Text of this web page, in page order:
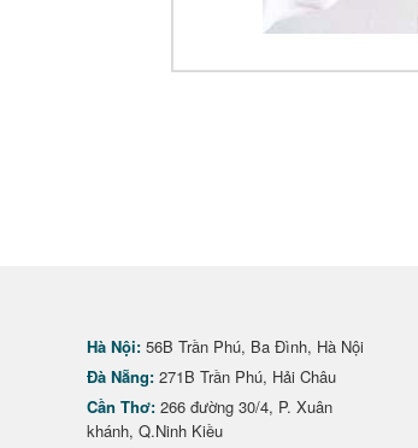
Hà Nội: 56B Trần Phú, Ba Đình, Hà Nội
Đà Nẵng: 271B Trần Phú, Hải Châu
Cần Thơ: 266 đường 30/4, P. Xuân
khánh, Q.Ninh Kiều